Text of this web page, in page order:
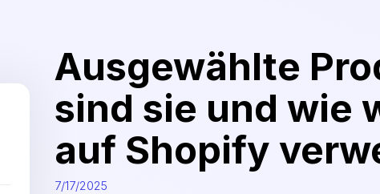
Ausgewählte
sind sie und wie
auf Shopify
7/17/2025